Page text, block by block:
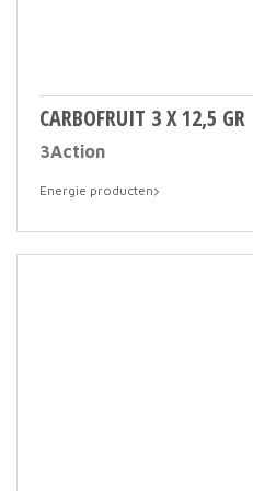
CARBOFRUIT 3 X 12,5 GR
3Action
Energie producten